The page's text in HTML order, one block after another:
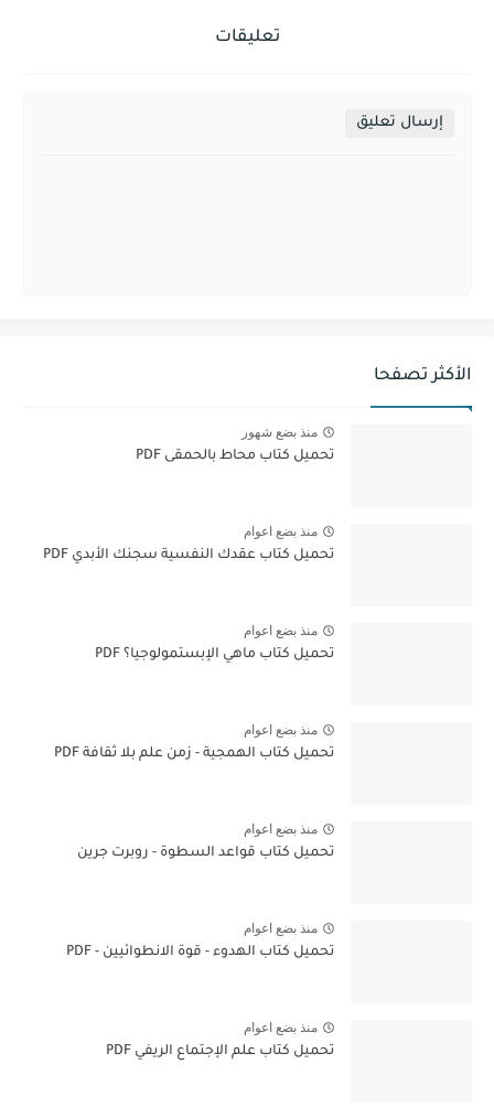
تعليقات
إرسال تعليق
الأكثر تصفحا
منذ بضع شهور
تحميل كتاب محاط بالحمقى PDF
منذ بضع اعوام
تحميل كتاب عقدك النفسية سجنك الأبدي PDF
منذ بضع اعوام
تحميل كتاب ماهي الإبستمولوجيا؟ PDF
منذ بضع اعوام
تحميل كتاب الهمجية - زمن علم بلا ثقافة PDF
منذ بضع اعوام
تحميل كتاب قواعد السطوة - روبرت جرين
منذ بضع اعوام
تحميل كتاب الهدوء - قوة الانطوائيين - PDF
منذ بضع اعوام
تحميل كتاب علم الإجتماع الريفي PDF